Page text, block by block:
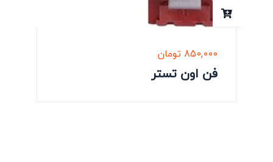
850,000تومان
فن اون تستر